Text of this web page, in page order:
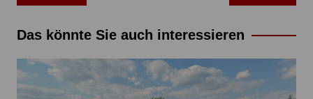
Das könnte Sie auch interessieren